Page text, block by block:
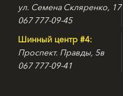
ул. Семена Скляренко, 17
067 777-09-45
Шинный центр #4:
Проспект. Правды, 5в
067 777-09-41